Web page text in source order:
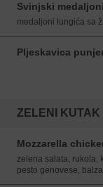
Svinjski
medaljoni lungića sa
Pljeskavica
ZELENI KUTAK
Mozzarella
zelena salata, rukola,
pesto genovese,